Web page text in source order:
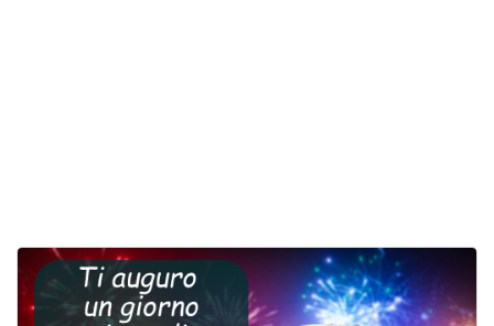
Cartoline musicali
Cartoline animate